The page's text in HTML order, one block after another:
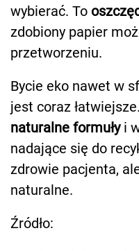
wybierać. To
zdobiony papier
przetworzeniu.
Bycie eko nawet w
jest coraz
naturalne formułyi
nadające się do
zdrowie pacjenta,
naturalne.
Źródło: